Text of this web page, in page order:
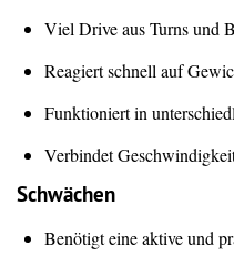
Viel Drive aus Turns und
Reagiert schnell auf
Funktioniert in
Verbindet
Schwächen
Benötigt eine aktive und